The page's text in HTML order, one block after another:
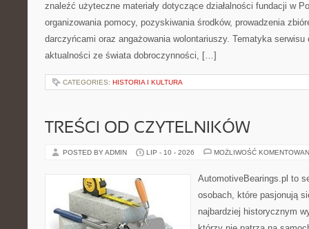
znaleźć użyteczne materiały dotyczące działalności fundacji w
organizowania pomocy, pozyskiwania środków, prowadzenia
darczyńcami oraz angażowania wolontariuszy. Tematyka
aktualności ze świata dobroczynności, […]
CATEGORIES: HISTORIA I KULTURA
TREŚCI OD CZYTELNIKÓW
POSTED BY ADMIN LIP - 10 - 2026 MOŻLIWOŚĆ
AutomotiveBearings.pl to
osobach, które pasjonują
najbardziej historycznym